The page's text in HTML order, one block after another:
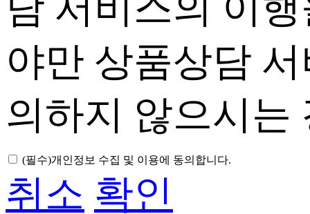
야만 상품상담
의하지 않으시는
(필수)개인정보 수집 및 이용에 동의합니다.
취소 확인